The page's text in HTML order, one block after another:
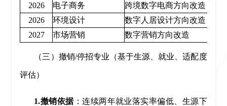
2026
电子商务 跨境数字电商方向改造
2026
环境设计 数字人居设计方向改造
2027
市场营销 数字营销方向改造
（三）撤销/停招专业（基于生源、就业、适配度
评估）
1.撤销依据：连续两年就业落实率偏低、生源下